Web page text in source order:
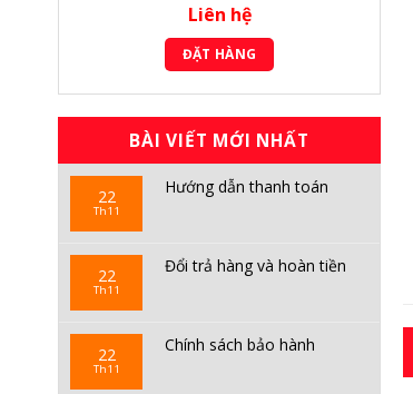
Liên hệ
ĐẶT HÀNG
BÀI VIẾT MỚI NHẤT
22
Th11
Hướng dẫn thanh toán
22
Th11
Đổi trả hàng và hoàn tiền
22
Th11
Chính sách bảo hành